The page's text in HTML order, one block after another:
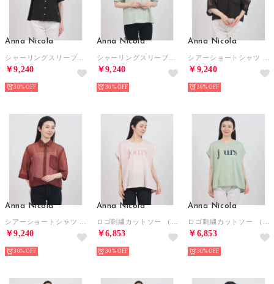
Anna Nicola
￥9,240
30%
Anna Nicola
￥9,240
30%
Anna Nicola
￥9,240
30%
Anna Nicola
￥9,240
30%
Anna Nicola
￥6,853
30%
Anna Nicola
￥6,853
30%